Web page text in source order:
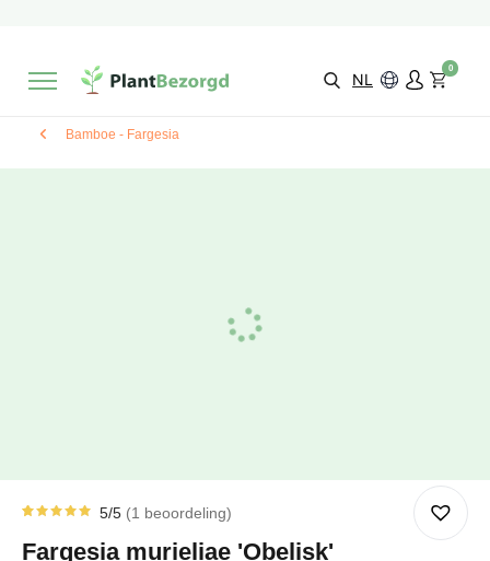
Kies zelf je
bezorgmoment & locatie NL
0
Bamboe - Fargesia
5
5/5 1 beoordeling
Fargesia murieliae 'Obelisk'